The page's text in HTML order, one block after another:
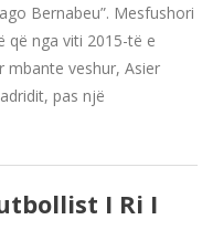
Bernabeu”. Mesfushori
që nga viti 2015-të e
mbante veshur, Asier
pas një
I Ri I